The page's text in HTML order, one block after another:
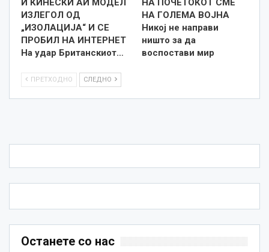
И КИНЕСКИ АИ МОДЕЛ
ИЗЛЕГОЛ ОД
„ИЗОЛАЦИЈА“ И СЕ
ПРОБИЛ НА ИНТЕРНЕТ
На удар Британскиот…
НА ПОЧЕТОКОТ СМЕ
НА ГОЛЕМА ВОЈНА
Никој не направи
ништо за да
воспостави мир
ПРЕТХОДНО СЛЕДНО
Останете со нас